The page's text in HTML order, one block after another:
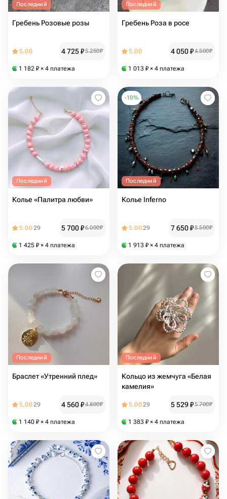
Последний
Гребень Розовые розы
5.00 4 725₽5 250₽
1 182 ₽ × 4 платежа
Последний
Гребень Роза в росе
5.00 4 050₽4 500₽
1 013 ₽ × 4 платежа
Последний
Колье «Палитра любви»
5.0029 5 700₽6 000₽
1 425 ₽ × 4 платежа
-10%
Последний
Колье Inferno
5.0029 7 650₽8 500₽
1 913 ₽ × 4 платежа
Последний
Браслет «Утренний плед»
5.0029 4 560₽4 800₽
1 140 ₽ × 4 платежа
Последний
Кольцо из жемчуга «Белая
камелия»
5.0029 5 529₽5 700₽
1 383 ₽ × 4 платежа